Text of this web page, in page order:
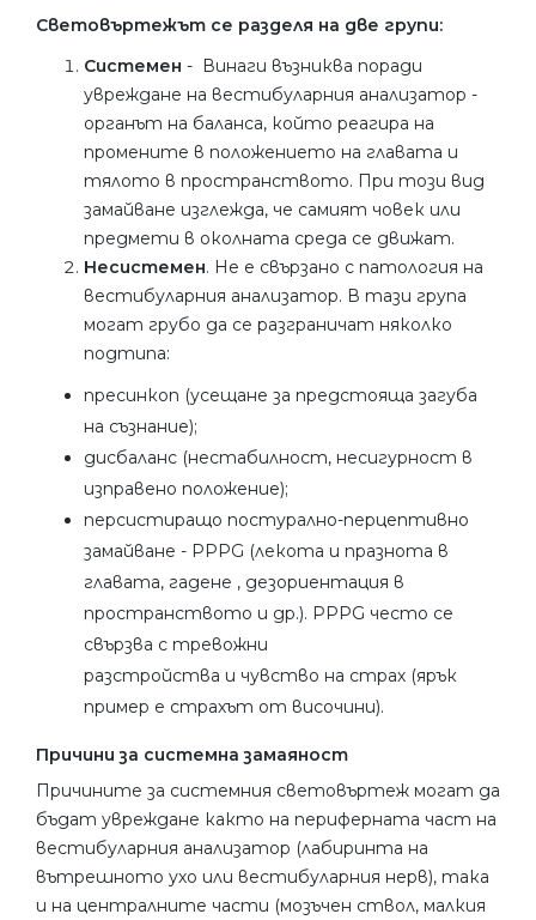
Световъртежът се разделя на две групи:
Системен - Винаги възниква поради
увреждане на вестибуларния анализатор -
органът на баланса, който реагира на
промените в положението на главата и
тялото в пространството. При този вид
замайване изглежда, че самият човек или
предмети в околната среда се движат.
Несистемен. Не е свързано с патология на
вестибуларния анализатор. В тази група
могат грубо да се разграничат няколко
подтипа:
пресинкоп (усещане за предстояща загуба
на съзнание);
дисбаланс (нестабилност, несигурност в
изправено положение);
персистиращо постурално-перцептивно
замайване - PPPG (лекота и празнота в
главата, гадене , дезориентация в
пространството и др.). PPPG често се
свързва с тревожни
разстройства и чувство на страх (ярък
пример е страхът от височини).
Причини за системна замаяност
Причините за системния световъртеж могат да
бъдат увреждане както на периферната част на
вестибуларния анализатор (лабиринта на
вътрешното ухо или вестибуларния нерв), така
и на централните части (мозъчен ствол, малкия